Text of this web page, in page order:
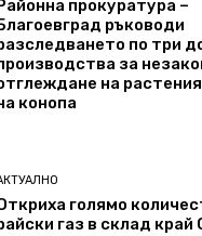
прокуратура –
ръководи
по три
за
на
конопа
голямо
газ в склад край